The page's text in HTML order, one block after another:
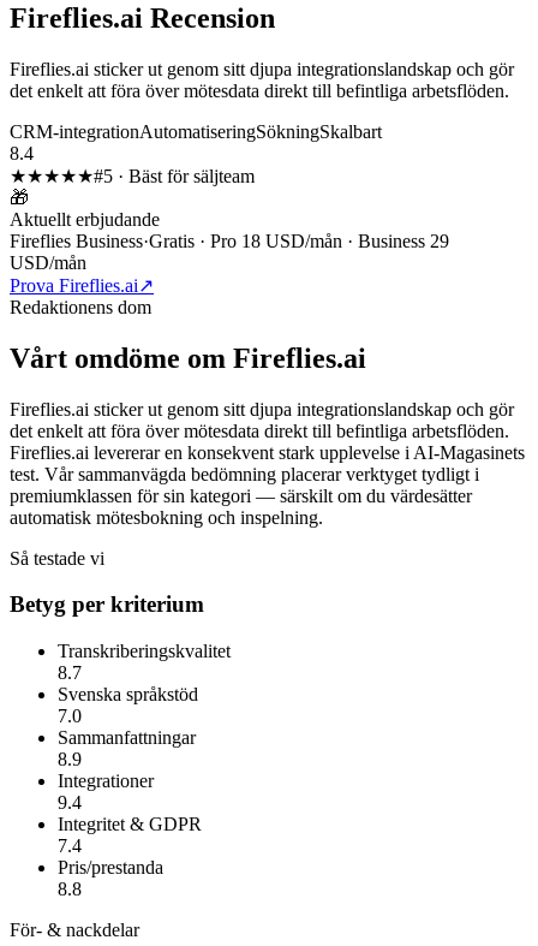
Fireflies.ai Recension
Fireflies.ai sticker ut genom sitt djupa integrationslandskap och gör
det enkelt att föra över mötesdata direkt till befintliga arbetsflöden.
CRM-integrationAutomatiseringSökningSkalbart
8.4
★★★★★#5 · Bäst för säljteam
🎁
Aktuellt erbjudande
Fireflies Business·Gratis · Pro 18 USD/mån · Business 29
USD/mån
Prova Fireflies.ai↗
Redaktionens dom
Vårt omdöme om Fireflies.ai
Fireflies.ai sticker ut genom sitt djupa integrationslandskap och gör
det enkelt att föra över mötesdata direkt till befintliga arbetsflöden.
Fireflies.ai levererar en konsekvent stark upplevelse i AI-Magasinets
test. Vår sammanvägda bedömning placerar verktyget tydligt i
premiumklassen för sin kategori — särskilt om du värdesätter
automatisk mötesbokning och inspelning.
Så testade vi
Betyg per kriterium
Transkriberingskvalitet
8.7
Svenska språkstöd
7.0
Sammanfattningar
8.9
Integrationer
9.4
Integritet & GDPR
7.4
Pris/prestanda
8.8
För- & nackdelar